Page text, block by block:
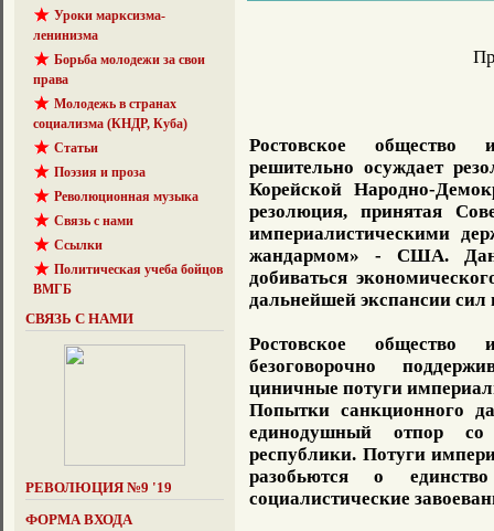
Уроки марксизма-
ленинизма
Борьба молодежи за свои
права
Молодежь в странах
социализма (КНДР, Куба)
Статьи
Поэзия и проза
Революционная музыка
Связь с нами
Ссылки
Политическая учеба бойцов
ВМГБ
СВЯЗЬ С НАМИ
РЕВОЛЮЦИЯ №9 '19
ФОРМА ВХОДА
Ростовское общество
решительно осуждает
Корейской Народно-
резолюция, принятая
империалистическими
жандармом» - США.
добиваться
дальнейшей экспансии
Ростовское общество
безоговорочно
циничные потуги
Попытки санкционного
единодушный отпор со
республики. Потуги
разобьются о
социалистические